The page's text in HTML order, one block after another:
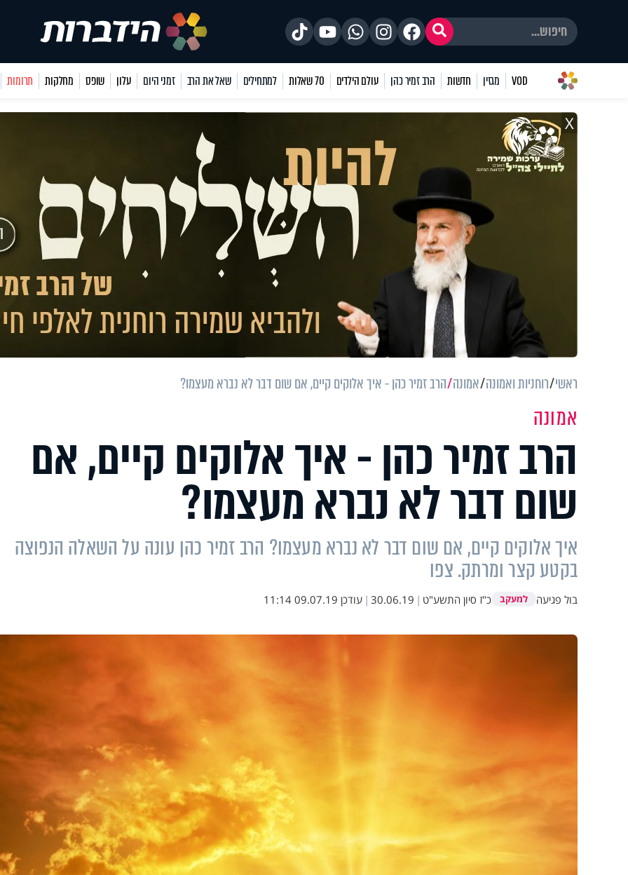
VOD מגזין חדשות הרב זמיר כהן עולם הילדים 70 שאלות למתחילים שאל את הרב זמני היום עלון שופס מחלקות תרומות
X
ראשי רוחניות ואמונה אמונה הרב זמיר כהן - איך אלוקים קיים, אם שום דבר לא נברא מעצמו?
אמונה
הרב זמיר כהן - איך אלוקים קיים, אם
שום דבר לא נברא מעצמו?
איך אלוקים קיים, אם שום דבר לא נברא מעצמו? הרב זמיר כהן עונה על השאלה הנפוצה
בקטע קצר ומרתק. צפו
בול פגיעה למעקב כ"ז סיון התשע"ט |
30.06.19
| עודכן 09.07.19 11:14